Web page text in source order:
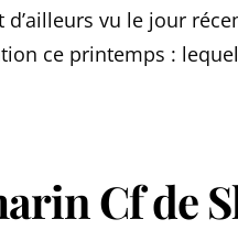
d’ailleurs vu le jour
ce printemps :
Cf de